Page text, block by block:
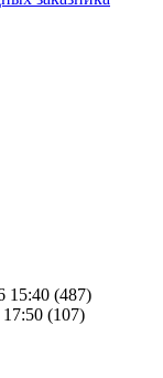
15:40 (487)
(107)